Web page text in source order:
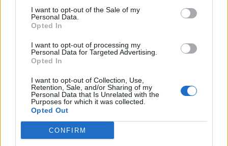
I want to opt-out of the Sale of my
Personal Data.
Opted In
I want to opt-out of processing my
Personal Data for Targeted Advertising.
Opted In
I want to opt-out of Collection, Use,
Retention, Sale, and/or Sharing of my
Personal Data that Is Unrelated with the
Purposes for which it was collected.
Opted Out
CONFIRM
https://www.healthline.com/nutrition/benefits-of-
broccoli
φωτό: iStock
ΔΙΑΒΑΣΤΕ ΕΠΙΣΗΣ
Ποιες τροφές ασκούν πίεση στο συκώτι:
Πρέπει να τις μειώσετε για υγιές ήπαρ
Σκόρδο: Ιδιότητες, χρήσεις, οφέλη,
παρενέργειες και ποιοι πρέπει να
προσέχουν πολύ